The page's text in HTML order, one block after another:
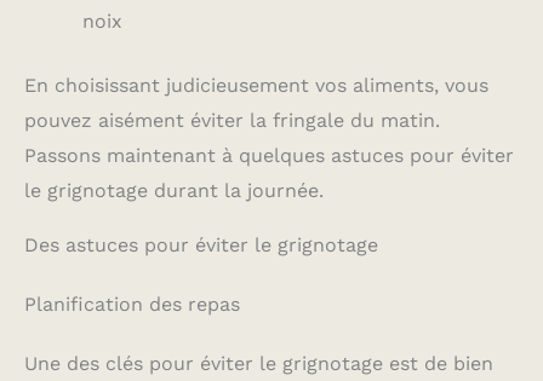
noix
En choisissant judicieusement vos aliments, vous
pouvez aisément éviter la fringale du matin.
Passons maintenant à quelques astuces pour éviter
le grignotage durant la journée.
Des astuces pour éviter le grignotage
Planification des repas
Une des clés pour éviter le grignotage est de bien